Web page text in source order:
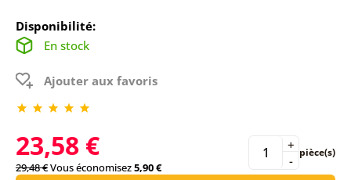
Disponibilité:
En stock
Ajouter aux favoris
23,58 €
29,48 €Vous économisez5,90 € -
+ pièce(s)